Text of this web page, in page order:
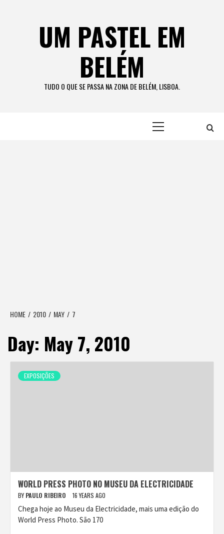
UM PASTEL EM
BELÉM
TUDO O QUE SE PASSA NA ZONA DE BELÉM, LISBOA.
HOME 2010 MAY 7
Day: May 7, 2010
EXPOSIÇÕES
WORLD PRESS PHOTO NO MUSEU DA ELECTRICIDADE
BY PAULO RIBEIRO 16 YEARS AGO
Chega hoje ao Museu da Electricidade, mais uma edição do
World Press Photo. São 170